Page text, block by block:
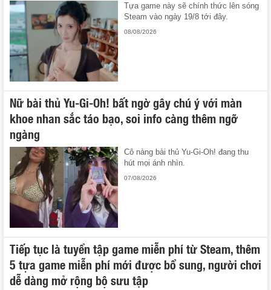
Tựa game này sẽ chính thức lên sóng
Steam vào ngày 19/8 tới đây.
08/08/2026
Nữ bài thủ Yu-Gi-Oh! bất ngờ gây chú ý với màn
khoe nhan sắc táo bạo, soi info càng thêm ngỡ
ngàng
Cô nàng bài thủ Yu-Gi-Oh! đang thu
hút mọi ánh nhìn.
07/08/2026
Tiếp tục là tuyển tập game miễn phí từ Steam, thêm
5 tựa game miễn phí mới được bổ sung, người chơi
dễ dàng mở rộng bộ sưu tập